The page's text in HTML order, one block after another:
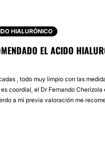
HIALURÓNICO
EL ACIDO
, todo muy limpio con las
coordial, el Dr Fernando
a mi previa valoración me